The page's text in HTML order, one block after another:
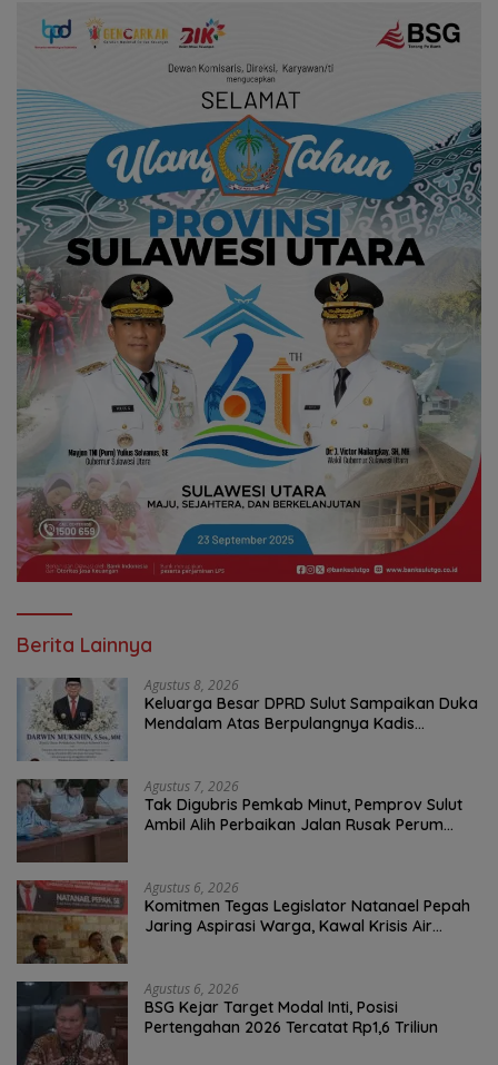
Berita Lainnya
Agustus 8, 2026
Keluarga Besar DPRD Sulut Sampaikan Duka
Mendalam Atas Berpulangnya Kadis
Agustus 7, 2026
Tak Digubris Pemkab Minut, Pemprov Sulut
Ambil Alih Perbaikan Jalan Rusak Perum
Agustus 6, 2026
Komitmen Tegas Legislator Natanael Pepah
Jaring Aspirasi Warga, Kawal Krisis Air
Agustus 6, 2026
BSG Kejar Target Modal Inti, Posisi
Pertengahan 2026 Tercatat Rp1,6 Triliun